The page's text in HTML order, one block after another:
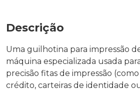
Descrição
Uma guilhotina para impressão
máquina especializada usada
precisão fitas de impressão
crédito, carteiras de identidade